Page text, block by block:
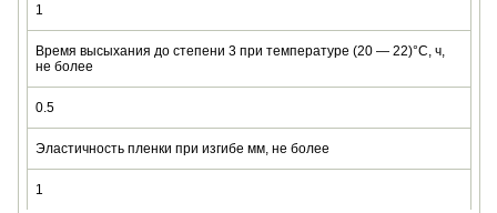
1
Время высыхания до степени 3 при температуре (20 — 22)°С, ч,
не более
0.5
Эластичность пленки при изгибе мм, не более
1